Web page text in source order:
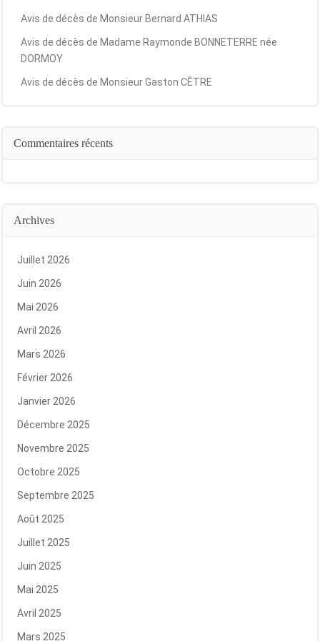
Avis de décès de Monsieur Bernard ATHIAS
Avis de décès de Madame Raymonde BONNETERRE née
DORMOY
Avis de décès de Monsieur Gaston CÊTRE
Commentaires récents
Archives
Juillet 2026
Juin 2026
Mai 2026
Avril 2026
Mars 2026
Février 2026
Janvier 2026
Décembre 2025
Novembre 2025
Octobre 2025
Septembre 2025
Août 2025
Juillet 2025
Juin 2025
Mai 2025
Avril 2025
Mars 2025